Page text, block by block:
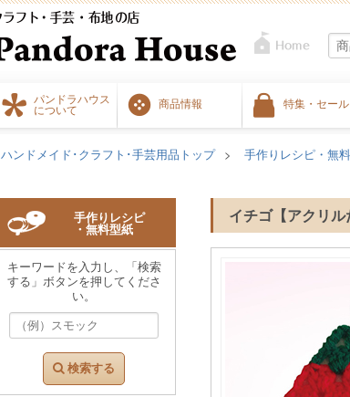
パンドラハウス
について
商品情報 特集・セール
ハンドメイド･クラフト･手芸用品トップ 手作りレシピ・無
イチゴ【アクリ
手作りレシピ
・無料型紙
キーワードを入力し、「検索
する」ボタンを押してくださ
い。
検索する